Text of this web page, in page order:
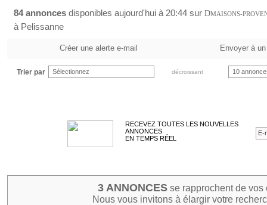
84 annonces disponibles aujourd'hui à 20:44 sur DMAISONS-
à Pelissanne
Créer une alerte e-mail Envoyer à
Trier par Sélectionnez décroissant 10
RECEVEZ TOUTES LES NOUVELLES
ANNONCES
EN TEMPS RÉEL
3 ANNONCESse rapprochent de vos
Nous vous invitons à élargir votre